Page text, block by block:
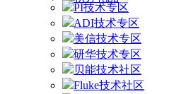
PI技术专区
ADI技术专区
美信技术专区
研华技术专区
贝能技术社区
Fluke技术社区